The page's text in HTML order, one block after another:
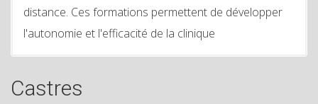
distance. Ces formations permettent de développer
l'autonomie et l'efficacité de la clinique
Castres